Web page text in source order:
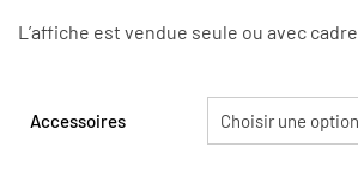
L’affiche est vendue seule ou avec cadre.
Accessoires